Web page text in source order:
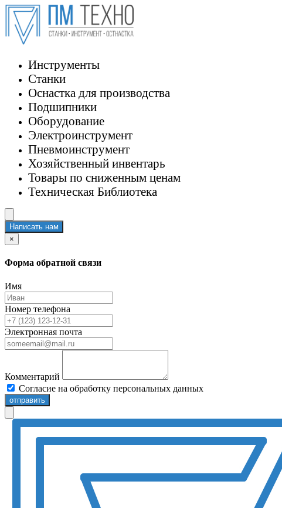
Инструменты
Станки
Оснастка для производства
Подшипники
Оборудование
Электроинструмент
Пневмоинструмент
Хозяйственный инвентарь
Товары по сниженным ценам
Техническая Библиотека
Написать нам
×
Форма обратной связи
Имя
Номер телефона
Электронная почта
Комментарий
Согласие на обработку персональных данных
отправить